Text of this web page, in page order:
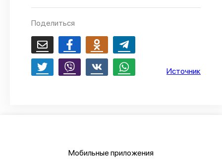
Поделиться
Источник
Мобильные приложения